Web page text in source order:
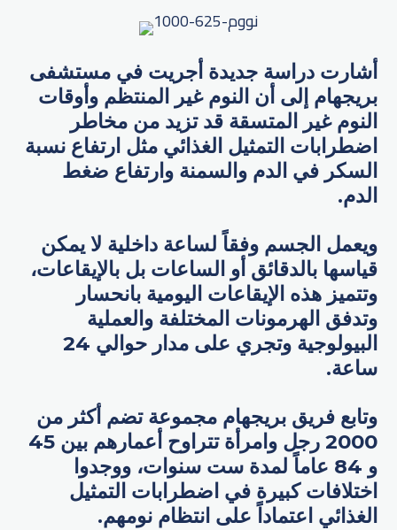
أشارت دراسة جديدة أجريت في مستشفى
بريجهام إلى أن النوم غير المنتظم وأوقات
النوم غير المتسقة قد تزيد من مخاطر
اضطرابات التمثيل الغذائي مثل ارتفاع نسبة
السكر في الدم والسمنة وارتفاع ضغط
الدم.
ويعمل الجسم وفقاً لساعة داخلية لا يمكن
قياسها بالدقائق أو الساعات بل بالإيقاعات،
وتتميز هذه الإيقاعات اليومية بانحسار
وتدفق الهرمونات المختلفة والعملية
البيولوجية وتجري على مدار حوالي 24
ساعة.
وتابع فريق بريجهام مجموعة تضم أكثر من
2000 رجل وامرأة تتراوح أعمارهم بين 45
و 84 عاماً لمدة ست سنوات، ووجدوا
اختلافات كبيرة في اضطرابات التمثيل
الغذائي اعتماداً على انتظام نومهم.